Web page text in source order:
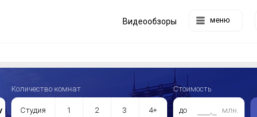
меню
Видеообзоры
Количество комнат
Студия 1 2 3 4+
Стоимость
до млн.